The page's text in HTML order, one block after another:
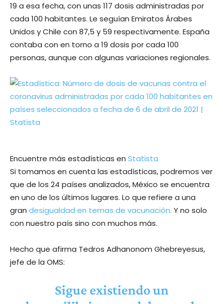
19 a esa fecha, con unas 117 dosis administradas por
cada 100 habitantes. Le seguían Emiratos Árabes
Unidos y Chile con 87,5 y 59 respectivamente. España
contaba con en torno a 19 dosis por cada 100
personas, aunque con algunas variaciones regionales.
Encuentre más estadísticas en Statista
Si tomamos en cuenta las estadísticas, podremos ver
que de los 24 países analizados, México se encuentra
en uno de los últimos lugares. Lo que refiere a una
gran desigualdad en temas de vacunación. Y no solo
con nuestro país sino con muchos más.
Hecho que afirma Tedros Adhanonom Ghebreyesus,
jefe de la OMS:
Sigue existiendo un